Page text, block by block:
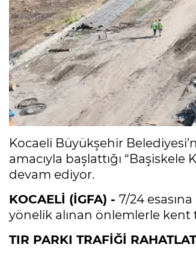
Kocaeli Büyükşehir
amacıyla başlattığı “Başiskele
devam ediyor.
KOCAELİ (İGFA) - 7/24
yönelik alınan önlemlerle
TIR PARKI TRAFİĞİ